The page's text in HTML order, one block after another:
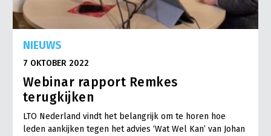
NIEUWS
7 OKTOBER 2022
Webinar rapport Remkes
terugkijken
LTO Nederland vindt het belangrijk om te horen hoe
leden aankijken tegen het advies ‘Wat Wel Kan’ van Johan